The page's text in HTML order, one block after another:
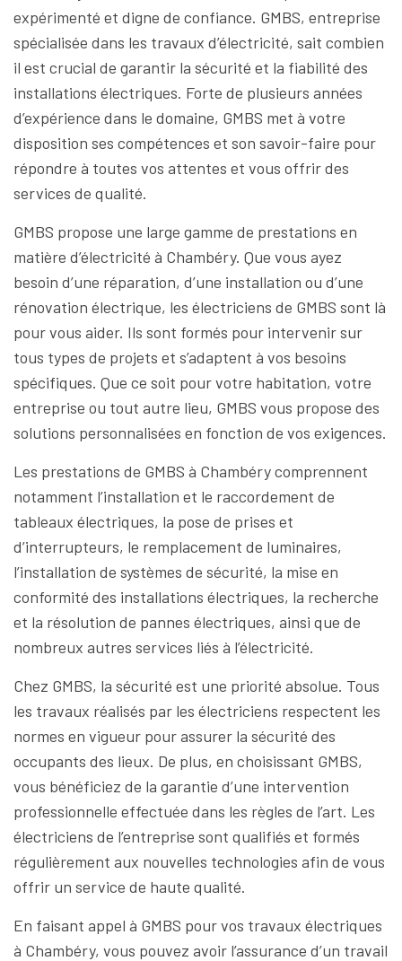
expérimenté et digne de confiance. GMBS, entreprise
spécialisée dans les travaux d’électricité, sait combien
il est crucial de garantir la sécurité et la fiabilité des
installations électriques. Forte de plusieurs années
d’expérience dans le domaine, GMBS met à votre
disposition ses compétences et son savoir-faire pour
répondre à toutes vos attentes et vous offrir des
services de qualité.
GMBS propose une large gamme de prestations en
matière d’électricité à Chambéry. Que vous ayez
besoin d’une réparation, d’une installation ou d’une
rénovation électrique, les électriciens de GMBS sont là
pour vous aider. Ils sont formés pour intervenir sur
tous types de projets et s’adaptent à vos besoins
spécifiques. Que ce soit pour votre habitation, votre
entreprise ou tout autre lieu, GMBS vous propose des
solutions personnalisées en fonction de vos exigences.
Les prestations de GMBS à Chambéry comprennent
notamment l’installation et le raccordement de
tableaux électriques, la pose de prises et
d’interrupteurs, le remplacement de luminaires,
l’installation de systèmes de sécurité, la mise en
conformité des installations électriques, la recherche
et la résolution de pannes électriques, ainsi que de
nombreux autres services liés à l’électricité.
Chez GMBS, la sécurité est une priorité absolue. Tous
les travaux réalisés par les électriciens respectent les
normes en vigueur pour assurer la sécurité des
occupants des lieux. De plus, en choisissant GMBS,
vous bénéficiez de la garantie d’une intervention
professionnelle effectuée dans les règles de l’art. Les
électriciens de l’entreprise sont qualifiés et formés
régulièrement aux nouvelles technologies afin de vous
offrir un service de haute qualité.
En faisant appel à GMBS pour vos travaux électriques
à Chambéry, vous pouvez avoir l’assurance d’un travail